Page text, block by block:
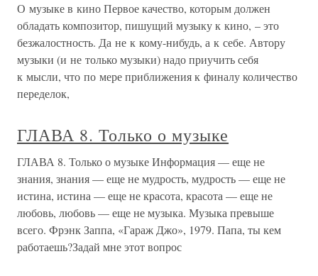
О музыке в кино Первое качество, которым должен
обладать композитор, пишущий музыку к кино, – это
безжалостность. Да не к кому-нибудь, а к себе. Автору
музыки (и не только музыки) надо приучить себя
к мысли, что по мере приближения к финалу количество
переделок,
ГЛАВА 8. Только о музыке
ГЛАВА 8. Только о музыке Информация — еще не
знания, знания — еще не мудрость, мудрость — еще не
истина, истина — еще не красота, красота — еще не
любовь, любовь — еще не музыка. Музыка превыше
всего. Фрэнк Заппа, «Гараж Джо», 1979. Папа, ты кем
работаешь?Задай мне этот вопрос